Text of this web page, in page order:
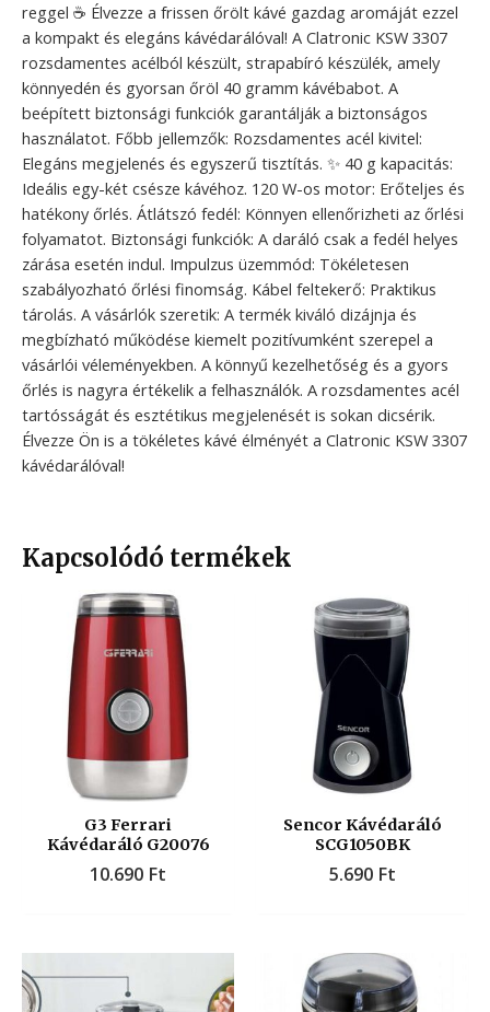
reggel ☕ Élvezze a frissen őrölt kávé gazdag aromáját ezzel
a kompakt és elegáns kávédarálóval! A Clatronic KSW 3307
rozsdamentes acélból készült, strapabíró készülék, amely
könnyedén és gyorsan őröl 40 gramm kávébabot. A
beépített biztonsági funkciók garantálják a biztonságos
használatot. Főbb jellemzők: Rozsdamentes acél kivitel:
Elegáns megjelenés és egyszerű tisztítás. ✨ 40 g kapacitás:
Ideális egy-két csésze kávéhoz. 120 W-os motor: Erőteljes és
hatékony őrlés. Átlátszó fedél: Könnyen ellenőrizheti az őrlési
folyamatot. Biztonsági funkciók: A daráló csak a fedél helyes
zárása esetén indul. Impulzus üzemmód: Tökéletesen
szabályozható őrlési finomság. Kábel feltekerő: Praktikus
tárolás. A vásárlók szeretik: A termék kiváló dizájnja és
megbízható működése kiemelt pozitívumként szerepel a
vásárlói véleményekben. A könnyű kezelhetőség és a gyors
őrlés is nagyra értékelik a felhasználók. A rozsdamentes acél
tartósságát és esztétikus megjelenését is sokan dicsérik.
Élvezze Ön is a tökéletes kávé élményét a Clatronic KSW 3307
kávédarálóval!
Kapcsolódó termékek
G3 Ferrari
Kávédaráló G20076
10.690 Ft
Sencor Kávédaráló
SCG1050BK
5.690 Ft